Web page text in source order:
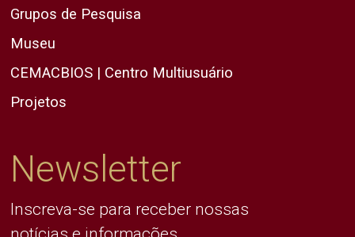
Grupos de Pesquisa
Museu
CEMACBIOS | Centro Multiusuário
Projetos
Newsletter
Inscreva-se para receber nossas